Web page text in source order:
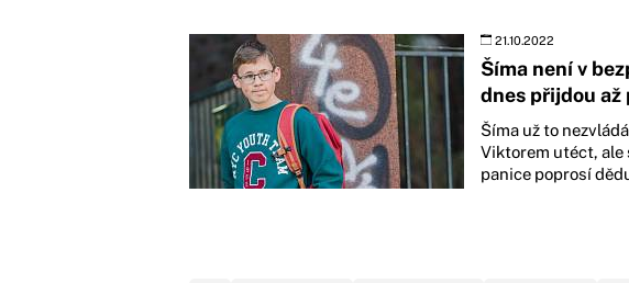
21.10.2022
Šíma není v
dnes přijdou až
Šíma už to
Viktorem utéct, ale
panice poprosí